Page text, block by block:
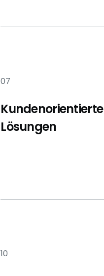
07
Kundenorientierte
Lösungen
10